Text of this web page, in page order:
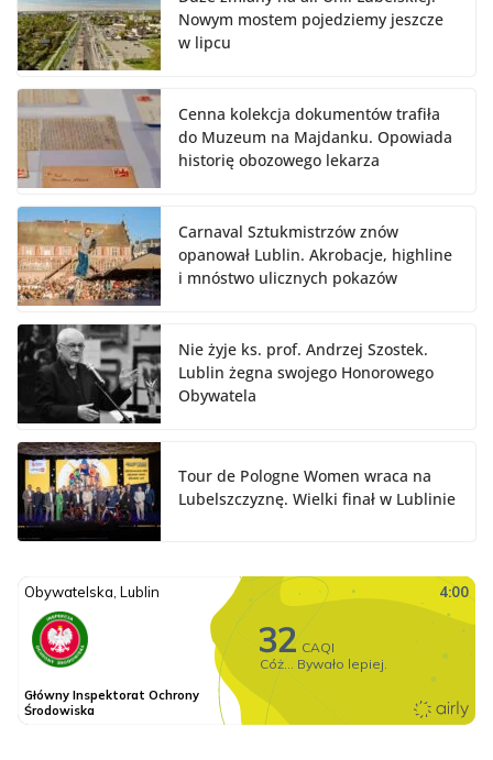
Nowym mostem pojedziemy jeszcze
w lipcu
Cenna kolekcja dokumentów trafiła
do Muzeum na Majdanku. Opowiada
historię obozowego lekarza
Carnaval Sztukmistrzów znów
opanował Lublin. Akrobacje, highline
i mnóstwo ulicznych pokazów
Nie żyje ks. prof. Andrzej Szostek.
Lublin żegna swojego Honorowego
Obywatela
Tour de Pologne Women wraca na
Lubelszczyznę. Wielki finał w Lublinie